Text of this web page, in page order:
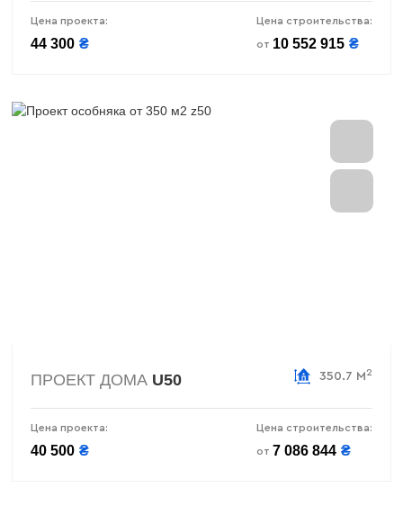
Цена проекта:
44 300 ₴
Цена строительства:
от 10 552 915 ₴
ПРОЕКТ ДОМА U50 350.7 М 2
Цена проекта:
40 500 ₴
Цена строительства:
от 7 086 844 ₴